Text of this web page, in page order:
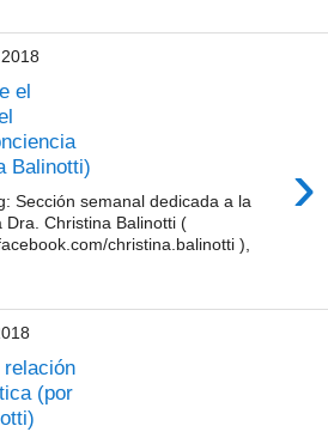
el
Balinotti)
›
Sección semanal dedicada a la
Dra. Christina Balinotti (
christina.balinotti ),
(por